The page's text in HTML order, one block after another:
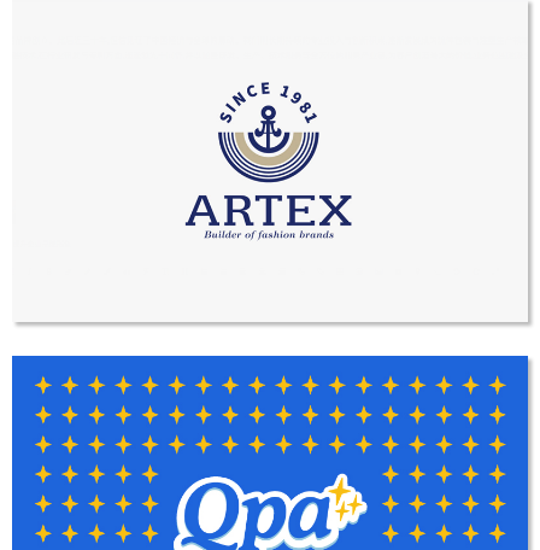
日久餐饮LOGO设计
品牌设计
中艺雅泰LOGO设计
LOGO设计